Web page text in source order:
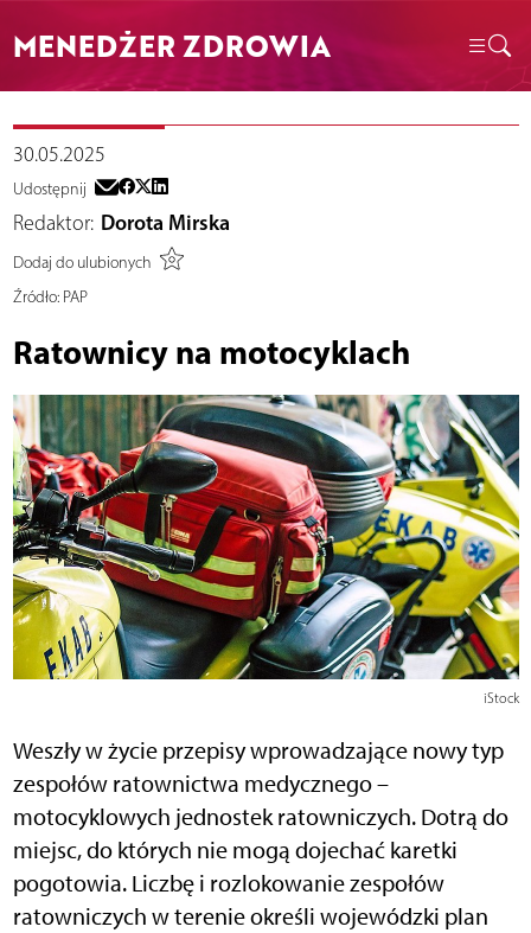
MENEDŻER ZDROWIA
30.05.2025
Udostępnij
Redaktor: Dorota Mirska
Dodaj do ulubionych
Źródło:PAP
Ratownicy na motocyklach
iStock
Weszły w życie przepisy wprowadzające nowy typ
zespołów ratownictwa medycznego –
motocyklowych jednostek ratowniczych. Dotrą do
miejsc, do których nie mogą dojechać karetki
pogotowia. Liczbę i rozlokowanie zespołów
ratowniczych w terenie określi wojewódzki plan